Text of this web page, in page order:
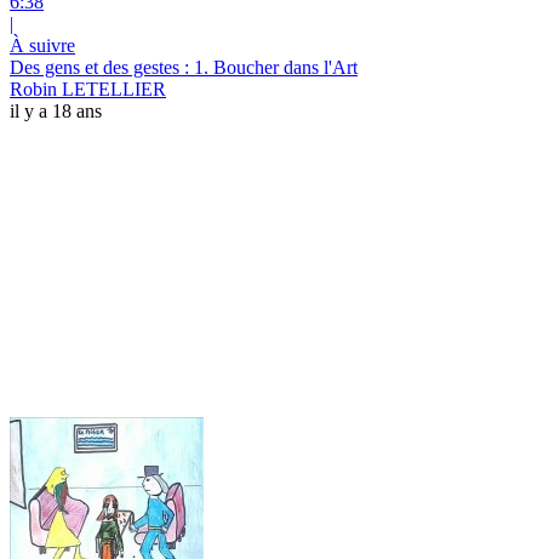
|
À suivre
Des gens et des gestes : 1. Boucher dans l'Art
Robin LETELLIER
il y a 18 ans